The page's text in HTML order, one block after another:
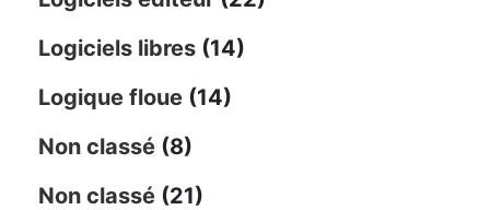
Logiciels libres (14)
Logique floue (14)
Non classé (8)
Non classé (21)